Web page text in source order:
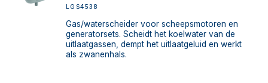
LGS4538
Gas/waterscheider voor scheepsmotoren en
generatorsets. Scheidt het koelwater van de
uitlaatgassen, dempt het uitlaatgeluid en werkt
als zwanenhals.